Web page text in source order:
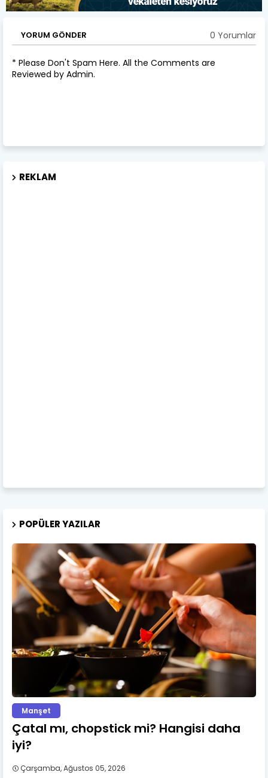
YORUM GÖNDER 0 Yorumlar
* Please Don't Spam Here. All the Comments are
Reviewed by Admin.
REKLAM
POPÜLER YAZILAR
Manşet
Çatal mı, chopstick mi? Hangisi daha
iyi?
Çarşamba, Ağustos 05, 2026